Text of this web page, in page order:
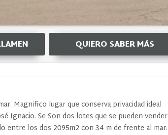
QUIERO SABER MÁS
Magnifico lugar que conserva privacidad ideal
Ignacio. Se Son dos lotes que se pueden vender
entre los dos 2095m2 con 34 m de frente al mar.